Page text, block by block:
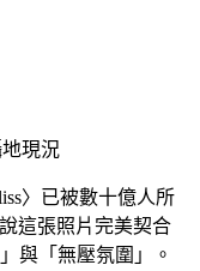
地現況
〉已被數十億人所
這張照片完美契合
與「無壓氛圍」。